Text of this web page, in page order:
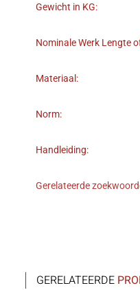
Gewicht in KG:
Nominale Werk Lengte
Materiaal:
Norm:
Handleiding:
Gerelateerde
GERELATEERDE